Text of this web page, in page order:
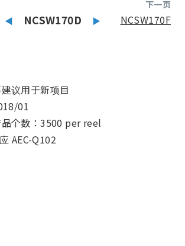
NCSW170D
下一页
NCSW170F
议用于新项目
01
个数：3500 per reel
AEC-Q102